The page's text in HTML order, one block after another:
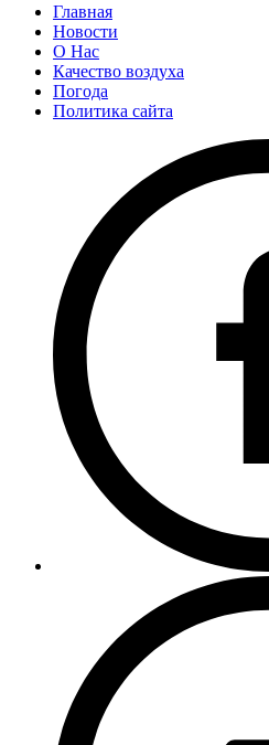
Главная
Новости
О Нас
Качество воздуха
Погода
Политика сайта